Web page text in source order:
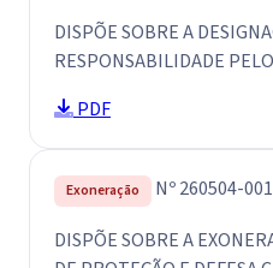
DISPÕE SOBRE A
RESPONSABILIDADE
AGRICULTURA FAMILIAR,
PDF
Exoneração Nº 260504-
DISPÕE SOBRE A